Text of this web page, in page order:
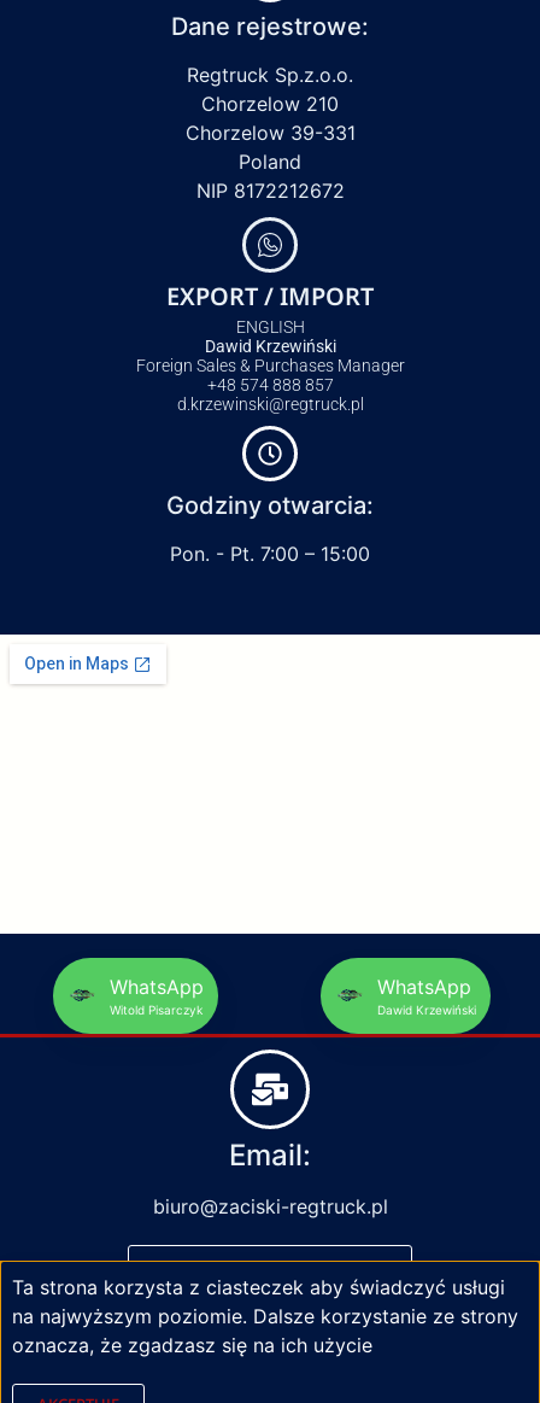
Dane rejestrowe:
Regtruck Sp.z.o.o.
Chorzelow 210
Chorzelow 39-331
Poland
NIP 8172212672
EXPORT / IMPORT
ENGLISH
Dawid Krzewiński
Foreign Sales & Purchases Manager
+48 574 888 857
d.krzewinski@regtruck.pl
Godziny otwarcia:
Pon. - Pt. 7:00 – 15:00
WhatsApp
Witold Pisarczyk
WhatsApp
Dawid Krzewiński
Email:
biuro@zaciski-regtruck.pl
NAPISZ DO NAS
Ta strona korzysta z ciasteczek aby świadczyć usługi
na najwyższym poziomie. Dalsze korzystanie ze strony
oznacza, że zgadzasz się na ich użycie